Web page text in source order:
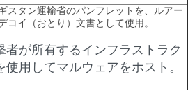
スタン運輸省のパンフレットを、ルアー
コイ（おとり）文書として使用。
者が所有するインフラストラク
使用してマルウェアをホスト。